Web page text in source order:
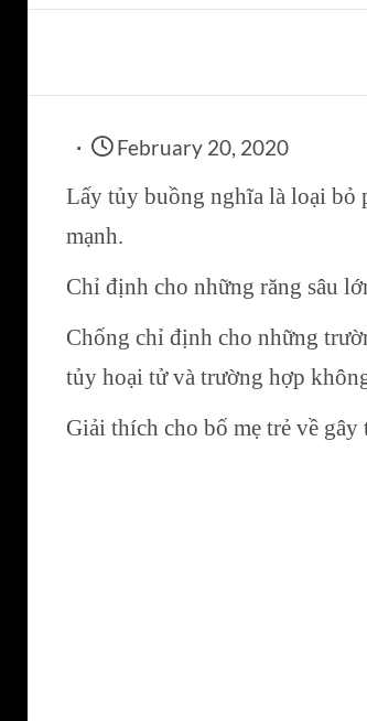
February 20, 2020
Lấy tủy buồng nghĩa là loại bỏ
mạnh.
Chỉ định cho những răng sâu
Chống chỉ định cho những
tủy hoại tử và trường hợp
Giải thích cho bố mẹ trẻ về gây